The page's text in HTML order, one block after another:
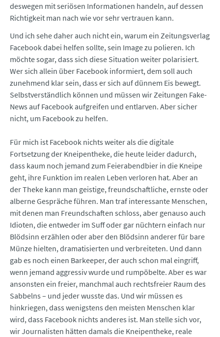
deswegen mit seriösen Informationen handeln, auf dessen
Richtigkeit man nach wie vor sehr vertrauen kann.
Und ich sehe daher auch nicht ein, warum ein Zeitungsverlag
Facebook dabei helfen sollte, sein Image zu polieren. Ich
möchte sogar, dass sich diese Situation weiter polarisiert.
Wer sich allein über Facebook informiert, dem soll auch
zunehmend klar sein, dass er sich auf dünnem Eis bewegt.
Selbstverständlich können und müssen wir Zeitungen Fake-
News auf Facebook aufgreifen und entlarven. Aber sicher
nicht, um Facebook zu helfen.
Für mich ist Facebook nichts weiter als die digitale
Fortsetzung der Kneipentheke, die heute leider dadurch,
dass kaum noch jemand zum Feierabendbier in die Kneipe
geht, ihre Funktion im realen Leben verloren hat. Aber an
der Theke kann man geistige, freundschaftliche, ernste oder
alberne Gespräche führen. Man traf interessante Menschen,
mit denen man Freundschaften schloss, aber genauso auch
Idioten, die entweder im Suff oder gar nüchtern einfach nur
Blödsinn erzählen oder aber den Blödsinn anderer für bare
Münze hielten, dramatisierten und verbreiteten. Und dann
gab es noch einen Barkeeper, der auch schon mal eingriff,
wenn jemand aggressiv wurde und rumpöbelte. Aber es war
ansonsten ein freier, manchmal auch rechtsfreier Raum des
Sabbelns – und jeder wusste das. Und wir müssen es
hinkriegen, dass wenigstens den meisten Menschen klar
wird, dass Facebook nichts anderes ist. Man stelle sich vor,
wir Journalisten hätten damals die Kneipentheke, reale